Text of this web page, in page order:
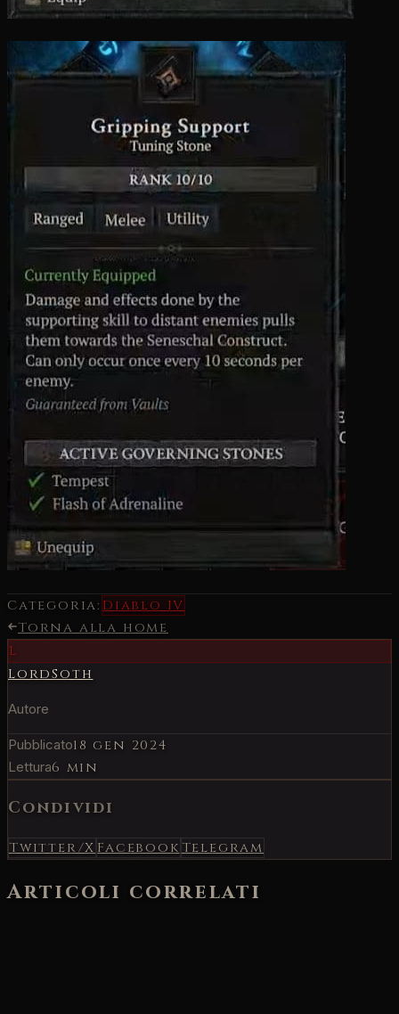
Categoria: Diablo IV
Torna alla home
L
LordSoth
Autore
Pubblicato18 gen 2024
Lettura6 min
Condividi
Twitter/X Facebook Telegram
Articoli correlati